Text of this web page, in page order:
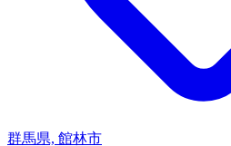
群馬県, 館林市